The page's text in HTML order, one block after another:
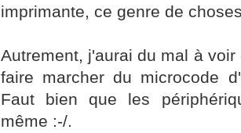
imprimante, ce genre de
Autrement, j'aurai du mal à
faire marcher du microcode
Faut bien que les
même :-/.